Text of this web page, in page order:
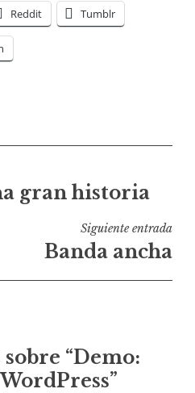
Reddit Tumblr
gran historia
Siguiente entrada
Banda ancha
“Demo:
”